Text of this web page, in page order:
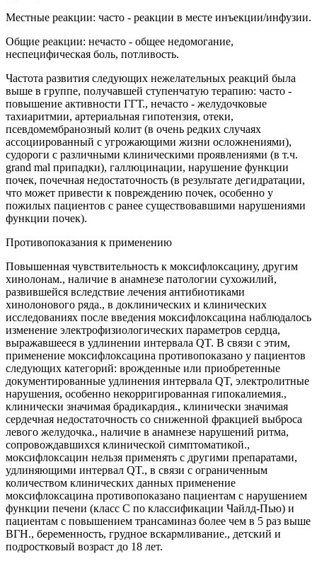
Местные реакции: часто - реакции в месте инъекции/инфузии.
Общие реакции: нечасто - общее недомогание,
неспецифическая боль, потливость.
Частота развития следующих нежелательных реакций была
выше в группе, получавшей ступенчатую терапию: часто -
повышение активности ГГТ., нечасто - желудочковые
тахиаритмии, артериальная гипотензия, отеки,
псевдомембранозный колит (в очень редких случаях
ассоциированный с угрожающими жизни осложнениями),
судороги с различными клиническими проявлениями (в т.ч.
grand mal припадки), галлюцинации, нарушение функции
почек, почечная недостаточность (в результате дегидратации,
что может привести к повреждению почек, особенно у
пожилых пациентов с ранее существовавшими нарушениями
функции почек).
Противопоказания к применению
Повышенная чувствительность к моксифлоксацину, другим
хинолонам., наличие в анамнезе патологии сухожилий,
развившейся вследствие лечения антибиотиками
хинолонового ряда., в доклинических и клинических
исследованиях после введения моксифлоксацина наблюдалось
изменение электрофизиологических параметров сердца,
выражавшееся в удлинении интервала QT. В связи с этим,
применение моксифлоксацина противопоказано у пациентов
следующих категорий: врожденные или приобретенные
документированные удлинения интервала QT, электролитные
нарушения, особенно некорригированная гипокалиемия.,
клинически значимая брадикардия., клинически значимая
сердечная недостаточность со сниженной фракцией выброса
левого желудочка., наличие в анамнезе нарушений ритма,
сопровождавшихся клинической симптоматикой.,
моксифлоксацин нельзя применять с другими препаратами,
удлиняющими интервал QT., в связи с ограниченным
количеством клинических данных применение
моксифлоксацина противопоказано пациентам с нарушением
функции печени (класс С по классификации Чайлд-Пью) и
пациентам с повышением трансаминаз более чем в 5 раз выше
ВГН., беременность, грудное вскармливание., детский и
подростковый возраст до 18 лет.